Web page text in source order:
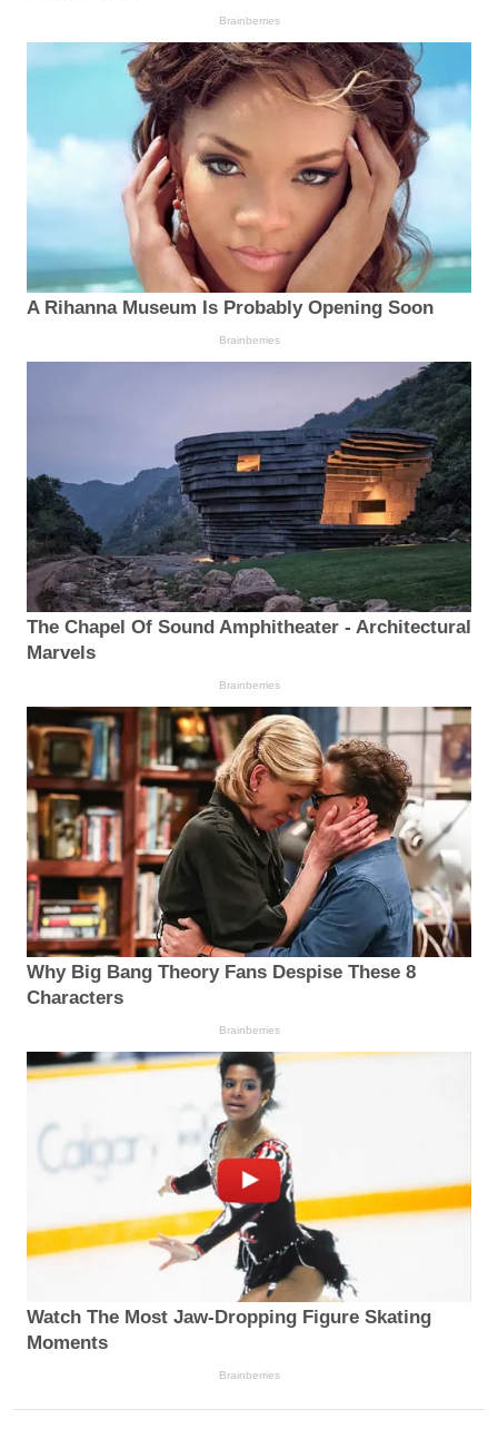
Brainberries
A Rihanna Museum Is Probably Opening Soon
Brainberries
The Chapel Of Sound Amphitheater - Architectural
Marvels
Brainberries
Why Big Bang Theory Fans Despise These 8
Characters
Brainberries
Watch The Most Jaw‑Dropping Figure Skating
Moments
Brainberries